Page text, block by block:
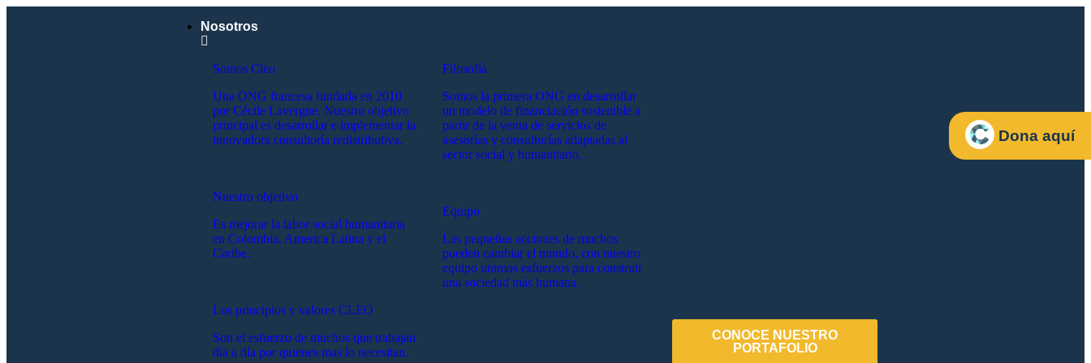
Nosotros
Somos Cleo
Una ONG francesa fundada en 2010
por Cécile Lavergne. Nuestro objetivo
principal es desarrollar e implementar la
innovadora consultoría redistributiva.
Nuestro objetivo
Es mejorar la labor social humanitaria
en Colombia, America Latina y el
Caribe.
Los principios y valores CLEO
Son el esfuerzo de muchos que trabajan
día a día por quienes mas lo necesitan.
Filosofía
Somos la primera ONG en desarrollar
un modelo de financiación sostenible a
partir de la venta de servicios de
asesorías y consultorías adaptadas al
sector social y humanitario.
Equipo
Las pequeñas acciones de muchos
pueden cambiar el mundo, con nuestro
equipo unimos esfuerzos para construir
una sociedad más humana.
CONOCE NUESTRO
PORTAFOLIO
Dona aquí